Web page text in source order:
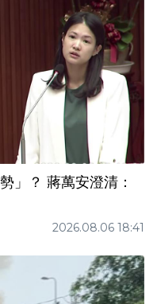
」？ 蔣萬安澄清：
2026.08.06 18:41